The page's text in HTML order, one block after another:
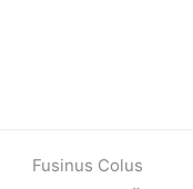
next
Fusinus Colus